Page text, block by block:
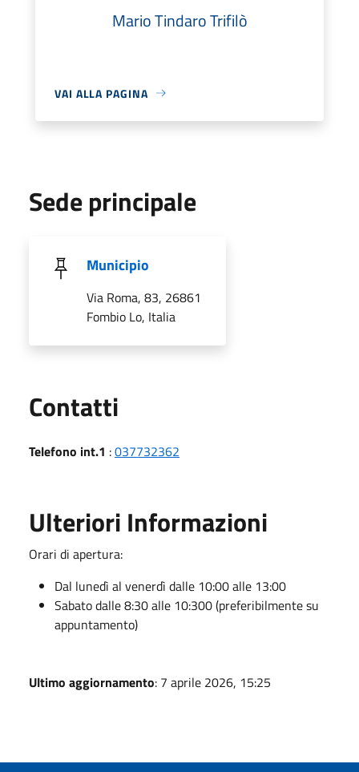
Mario Tindaro Trifilò
VAI ALLA PAGINA
Sede principale
Municipio
Via Roma, 83, 26861
Fombio Lo, Italia
Contatti
Telefono int.1 :037732362
Ulteriori Informazioni
Orari di apertura:
Dal lunedì al venerdì dalle 10:00 alle 13:00
Sabato dalle 8:30 alle 10:300 (preferibilmente su
appuntamento)
Ultimo aggiornamento: 7 aprile 2026, 15:25